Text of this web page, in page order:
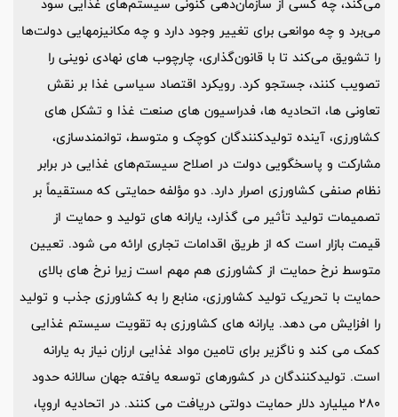
می‌برد و چه موانعی برای تغییر وجود دارد و چه مکانیزمهایی دولت‌ها
را تشویق می‌کند تا با قانون‌گذاری، چارچوب های نهادی نوینی را
تصویب کنند، جستجو کرد. رویکرد اقتصاد سیاسی غذا بر نقش
تعاونی ها، اتحادیه ها، فدراسیون های صنعت غذا و تشکل های
کشاورزی، آینده تولیدکنندگان کوچک و متوسط، توانمندسازی،
مشارکت و پاسخگویی دولت در اصلاح سیستم‌های غذایی در برابر
نظام صنفی کشاورزی اصرار دارد. دو مؤلفه حمایتی که مستقیماً بر
تصمیمات تولید تأثیر می گذارد، یارانه های تولید و حمایت از
قیمت بازار است که از طریق اقدامات تجاری ارائه می شود. تعیین
متوسط ​​نرخ حمایت از کشاورزی هم مهم است زیرا نرخ های بالای
حمایت با تحریک تولید کشاورزی، منابع را به کشاورزی جذب و تولید
را افزایش می دهد. یارانه های کشاورزی به تقویت سیستم غذایی
کمک می کند و ناگزیر برای تامین مواد غذایی ارزان نیاز به یارانه
است. تولیدکنندگان در کشورهای توسعه یافته جهان سالانه حدود
280 میلیارد دلار حمایت دولتی دریافت می کنند. در اتحادیه اروپا،